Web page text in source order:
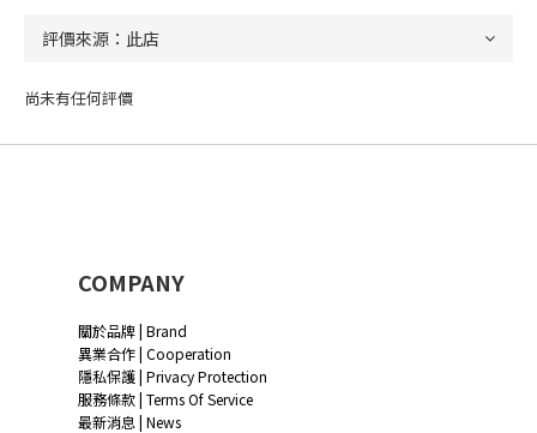
尚未有任何評價
COMPANY
關於品牌 | Brand
異業合作 | Cooperation
隱私保護 | Privacy Protection
服務條款 | Terms Of Service
最新消息 | News